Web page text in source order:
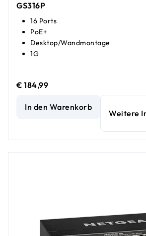
GS316P
16 Ports
PoE+
Desktop/Wandmontage
1G
€ 184,99
16-Port-Gigabit-Ethernet-
In den Warenkorb
Weitere